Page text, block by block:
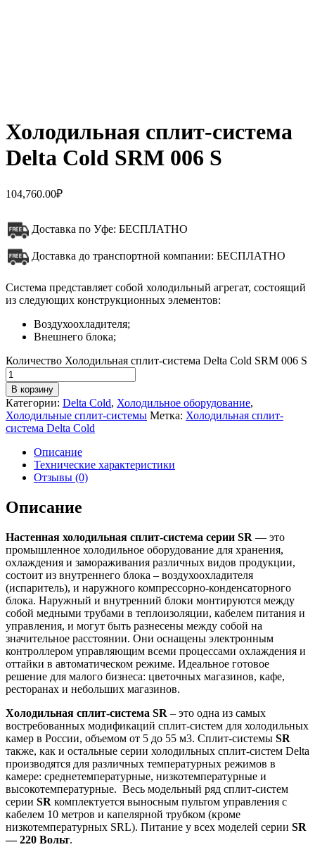
Холодильная сплит-система
Delta Cold SRM 006 S
104,760.00₽
Доставка по Уфе: БЕСПЛАТНО
Доставка до транспортной компании: БЕСПЛАТНО
Система представляет собой холодильный агрегат, состоящий
из следующих конструкционных элементов:
Воздухоохладителя;
Внешнего блока;
Количество Холодильная сплит-система Delta Cold SRM 006 S
В корзину
Категории: Delta Cold, Холодильное оборудование,
Холодильные сплит-системы Метка: Холодильная сплит-
система Delta Cold
Описание
Технические характеристики
Отзывы (0)
Описание
Настенная холодильная сплит-система серии SR — это
промышленное холодильное оборудование для хранения,
охлаждения и замораживания различных видов продукции,
состоит из внутреннего блока – воздухоохладителя
(испаритель), и наружного компрессорно-конденсаторного
блока. Наружный и внутренний блоки монтируются между
собой медными трубами в теплоизоляции, кабелем питания и
управления, и могут быть разнесены между собой на
значительное расстоянии. Они оснащены электронным
контроллером управляющим всеми процессами охлаждения и
оттайки в автоматическом режиме. Идеальное готовое
решение для малого бизнеса: цветочных магазинов, кафе,
ресторанах и небольших магазинов.
Холодильная сплит-система SR – это одна из самых
востребованных модификаций сплит-систем для холодильных
камер в России, объемом от 5 до 55 м3. Сплит-системы SR
также, как и остальные серии холодильных сплит-систем Delta
производятся для различных температурных режимов в
камере: среднетемпературные, низкотемпературные и
высокотемпературные. Весь модельный ряд сплит-систем
серии SR комплектуется выносным пультом управления с
кабелем 10 метров и капелярной трубком (кроме
низкотемпературных SRL). Питание у всех моделей серии SR
— 220 Вольт.